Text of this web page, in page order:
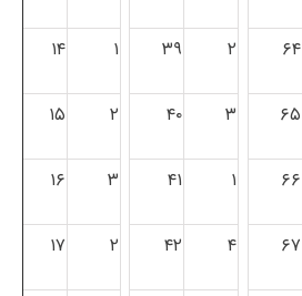
۶۴ ۲ ۳۹ ۱ ۱۴
۶۵ ۳ ۴۰ ۲ ۱۵
۶۶ ۱ ۴۱ ۳ ۱۶
۶۷ ۴ ۴۲ ۲ ۱۷